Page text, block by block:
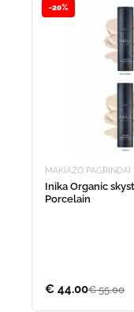
-20%
MAKIAŽO PAGRINDAI
Inika Organic
Porcelain
€ 44.00€55.00